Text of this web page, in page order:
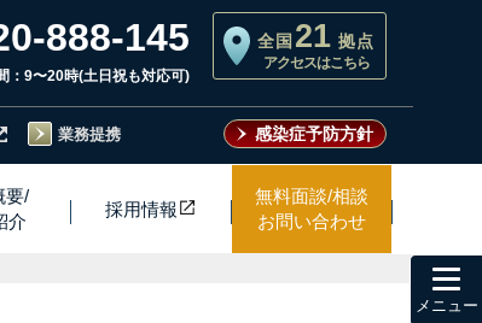
888-145
：9〜20時(土日祝も対応可)
全国 21 拠点
アクセスはこちら
業務提携 感染症予防方針
要/
介
採用情報
無料面談/相談
お問い合わせ